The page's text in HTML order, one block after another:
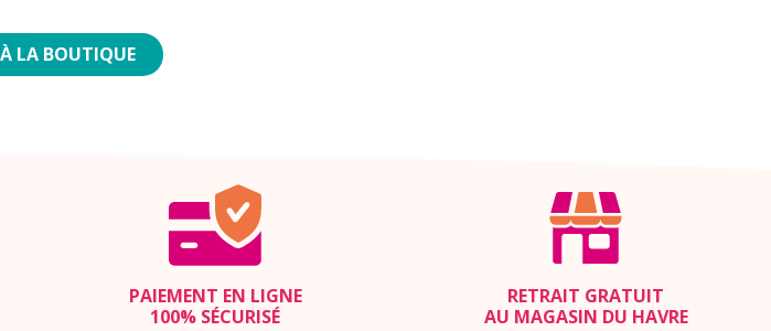
LA BOUTIQUE
PAIEMENT EN LIGNE
100% SÉCURISÉ
RETRAIT GRATUIT
AU MAGASIN DU HAVRE